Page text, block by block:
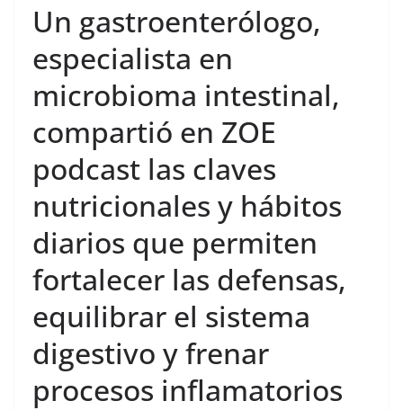
Un gastroenterólogo,
especialista en
microbioma intestinal,
compartió en ZOE
podcast las claves
nutricionales y hábitos
diarios que permiten
fortalecer las defensas,
equilibrar el sistema
digestivo y frenar
procesos inflamatorios